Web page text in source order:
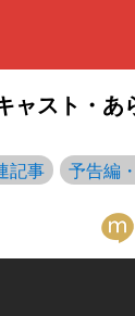
ャスト・あ
記事 予告編